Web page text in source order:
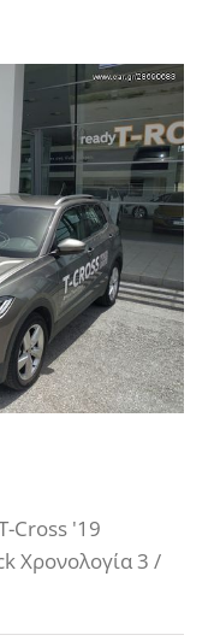
Cross '19
Χρονολογία 3 /